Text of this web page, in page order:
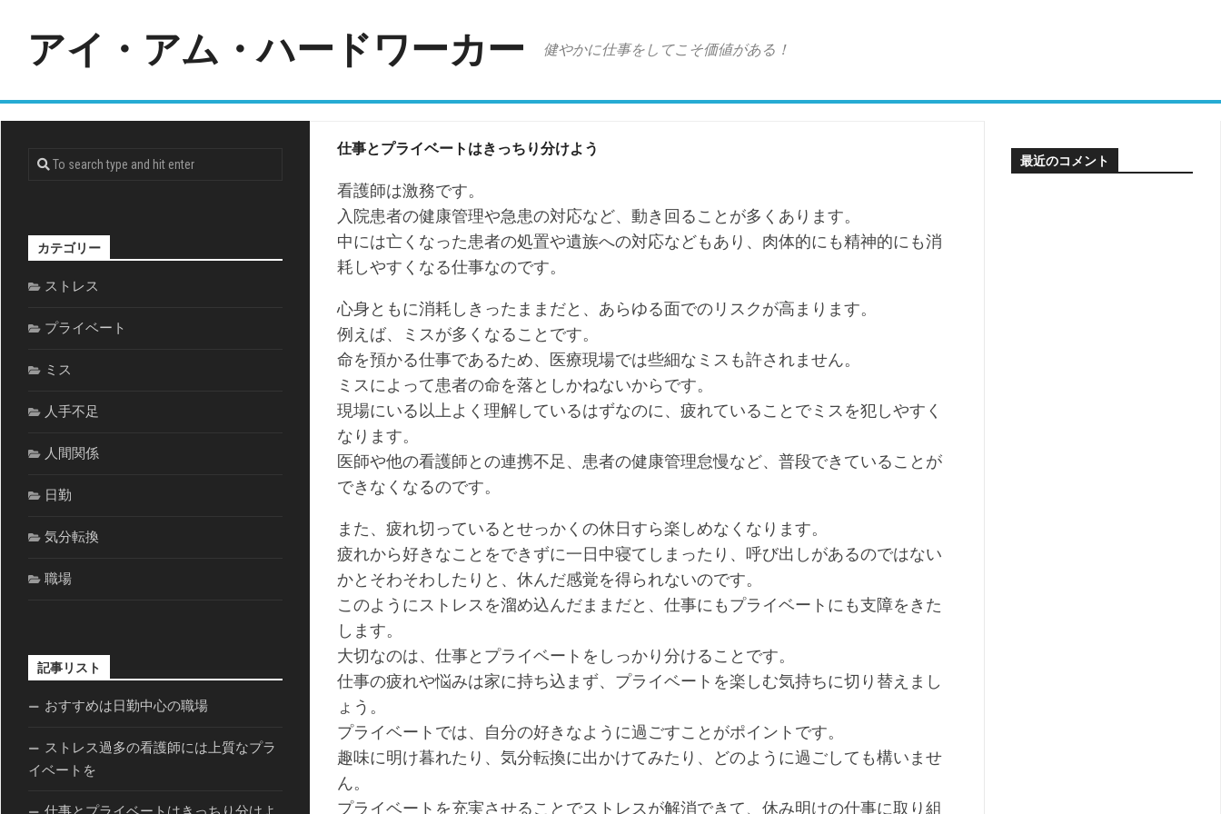
contentアイ・アム・ハードワーカー 健やかに仕事をしてこそ価値がある！
仕事とプライベートはきっちり分けよう
看護師は激務です。
入院患者の健康管理や急患の対応など、動き回ることが多くあります。
中には亡くなった患者の処置や遺族への対応などもあり、肉体的にも精神的にも消
耗しやすくなる仕事なのです。
心身ともに消耗しきったままだと、あらゆる面でのリスクが高まります。
例えば、ミスが多くなることです。
命を預かる仕事であるため、医療現場では些細なミスも許されません。
ミスによって患者の命を落としかねないからです。
現場にいる以上よく理解しているはずなのに、疲れていることでミスを犯しやすく
なります。
医師や他の看護師との連携不足、患者の健康管理怠慢など、普段できていることが
できなくなるのです。
また、疲れ切っているとせっかくの休日すら楽しめなくなります。
疲れから好きなことをできずに一日中寝てしまったり、呼び出しがあるのではない
かとそわそわしたりと、休んだ感覚を得られないのです。
このようにストレスを溜め込んだままだと、仕事にもプライベートにも支障をきた
します。
大切なのは、仕事とプライベートをしっかり分けることです。
仕事の疲れや悩みは家に持ち込まず、プライベートを楽しむ気持ちに切り替えまし
ょう。
プライベートでは、自分の好きなように過ごすことがポイントです。
趣味に明け暮れたり、気分転換に出かけてみたり、どのように過ごしても構いませ
ん。
プライベートを充実させることでストレスが解消できて、休み明けの仕事に取り組
カテゴリー
ストレス
プライベート
ミス
人手不足
人間関係
日勤
気分転換
職場
記事リスト
おすすめは日勤中心の職場
ストレス過多の看護師には上質なプラ
イベートを
最近のコメント